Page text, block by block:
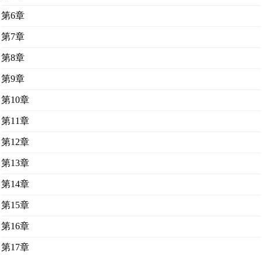
第6章
第7章
第8章
第9章
第10章
第11章
第12章
第13章
第14章
第15章
第16章
第17章